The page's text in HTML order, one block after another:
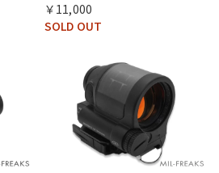
￥11,000
SOLD OUT